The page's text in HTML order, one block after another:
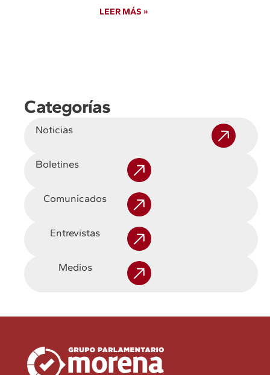
LEER MÁS »
Categorías
Noticias
Boletines
Comunicados
Entrevistas
Medios